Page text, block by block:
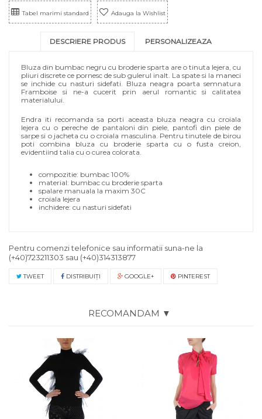
Tabel marimi standard Adauga la Wishlist
DESCRIERE PRODUS PERSONALIZEAZA
Bluza din bumbac negru cu broderie sparta are o tinuta lejera, cu
pliuri discrete ce pornesc de sub gulerul inalt. La spate si la maneci
se inchide cu nasturi sidefati. Bluza neagra poarta semnatura
Framboise si ne-a cucerit prin aerul romantic si calitatea
materialului.
Endra iti recomanda sa porti aceasta bluza neagra cu croiala
lejera cu o pereche de pantaloni din piele, pantofi din piele de
sarpe si o jacheta cu o croiala masculina. Pentru tinutele de birou
poti combina bluza cu broderie sparta cu o fusta creion,
evidentiind talia cu o curea colorata.
compozitie: bumbac 100%
material: bumbac cu broderie sparta
spalare manuala la maxim 30C
croiala lejera
inchidere: cu nasturi sidefati
Pentru comenzi telefonice sau informatii suna-ne la
(+40)723211303 sau (+40)314313877
TWEET DISTRIBUIŢI GOOGLE+ PINTEREST
RECOMANDAM ▼